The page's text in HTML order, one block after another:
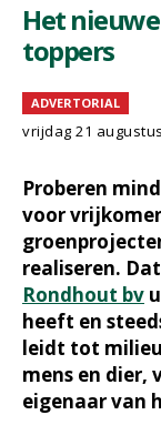
Het
toppers
ADVERTORIAL
vrijdag 21
Proberen
voor
realiseren.
Rondhout bv
heeft en
leidt tot
mens en dier,
eigenaar van